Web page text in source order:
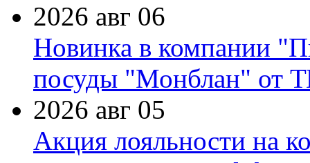
2026 авг 06
Новинка в компании
посуды "Монблан" от
2026 авг 05
Акция лояльности на